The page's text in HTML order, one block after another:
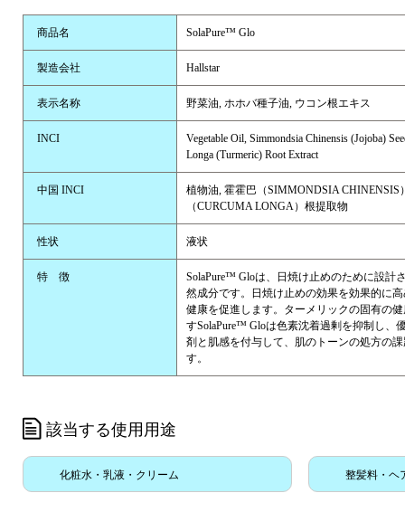
商品名 SolaPure™ Glo
製造会社 Hallstar
表示名称 野菜油, ホホバ種子油, ウコン根エキス
INCI
Vegetable Oil, Simmondsia Chinensis (Jojoba)
Longa (Turmeric) Root Extract
中国 INCI
植物油, 霍霍巴（SIMMONDSIA CHINENSIS
（CURCUMA LONGA）根提取物
性状 液状
特 徴
SolaPure™ Gloは、日焼け止めのために設計
然成分です。日焼け止めの効果を効果的に
健康を促進します。ターメリックの固有の
すSolaPure™ Gloは色素沈着過剰を抑制し、
剤と肌感を付与して、肌のトーンの処方の
す。
該当する使用用途
化粧水・乳液・クリーム 整髪料・ヘ